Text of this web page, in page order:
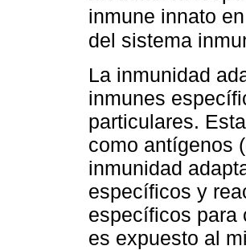
inmune innato
del sistema
La inmunidad
inmunes
particulares.
como antígenos
inmunidad
específicos y
específicos para
es expuesto al